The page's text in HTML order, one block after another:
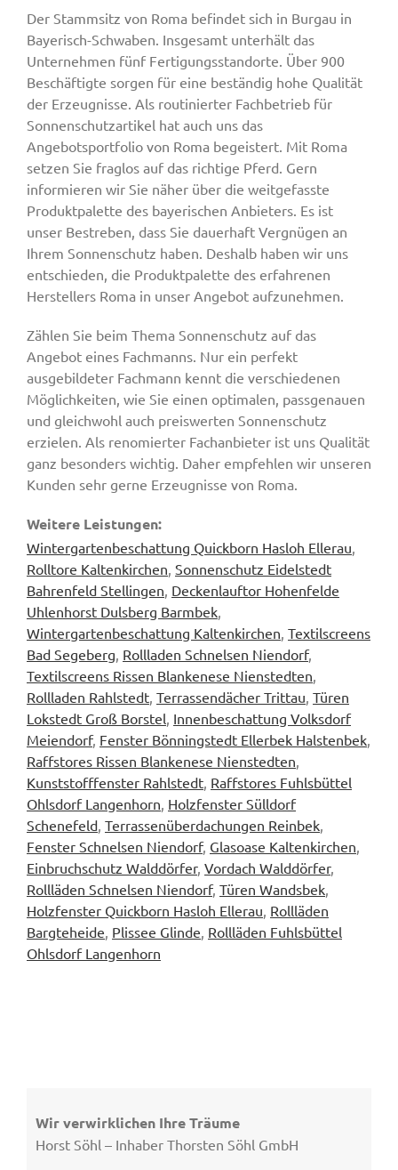
Der Stammsitz von Roma befindet sich in Burgau in
Bayerisch-Schwaben. Insgesamt unterhält das
Unternehmen fünf Fertigungsstandorte. Über 900
Beschäftigte sorgen für eine beständig hohe Qualität
der Erzeugnisse. Als routinierter Fachbetrieb für
Sonnenschutzartikel hat auch uns das
Angebotsportfolio von Roma begeistert. Mit Roma
setzen Sie fraglos auf das richtige Pferd. Gern
informieren wir Sie näher über die weitgefasste
Produktpalette des bayerischen Anbieters. Es ist
unser Bestreben, dass Sie dauerhaft Vergnügen an
Ihrem Sonnenschutz haben. Deshalb haben wir uns
entschieden, die Produktpalette des erfahrenen
Herstellers Roma in unser Angebot aufzunehmen.
Zählen Sie beim Thema Sonnenschutz auf das
Angebot eines Fachmanns. Nur ein perfekt
ausgebildeter Fachmann kennt die verschiedenen
Möglichkeiten, wie Sie einen optimalen, passgenauen
und gleichwohl auch preiswerten Sonnenschutz
erzielen. Als renomierter Fachanbieter ist uns Qualität
ganz besonders wichtig. Daher empfehlen wir unseren
Kunden sehr gerne Erzeugnisse von Roma.
Weitere Leistungen:
Wintergartenbeschattung Quickborn Hasloh Ellerau,
Rolltore Kaltenkirchen, Sonnenschutz Eidelstedt
Bahrenfeld Stellingen, Deckenlauftor Hohenfelde
Uhlenhorst Dulsberg Barmbek,
Wintergartenbeschattung Kaltenkirchen, Textilscreens
Bad Segeberg, Rollladen Schnelsen Niendorf,
Textilscreens Rissen Blankenese Nienstedten,
Rollladen Rahlstedt, Terrassendächer Trittau, Türen
Lokstedt Groß Borstel, Innenbeschattung Volksdorf
Meiendorf, Fenster Bönningstedt Ellerbek Halstenbek,
Raffstores Rissen Blankenese Nienstedten,
Kunststofffenster Rahlstedt, Raffstores Fuhlsbüttel
Ohlsdorf Langenhorn, Holzfenster Sülldorf
Schenefeld, Terrassenüberdachungen Reinbek,
Fenster Schnelsen Niendorf, Glasoase Kaltenkirchen,
Einbruchschutz Walddörfer, Vordach Walddörfer,
Rollläden Schnelsen Niendorf, Türen Wandsbek,
Holzfenster Quickborn Hasloh Ellerau, Rollläden
Bargteheide, Plissee Glinde, Rollläden Fuhlsbüttel
Ohlsdorf Langenhorn
Wir verwirklichen Ihre Träume
Horst Söhl – Inhaber Thorsten Söhl GmbH